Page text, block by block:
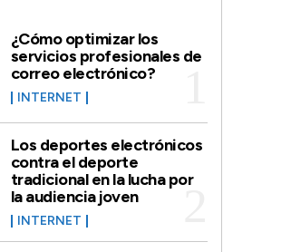
¿Cómo optimizar los
servicios profesionales de
correo electrónico?
INTERNET
Los deportes electrónicos
contra el deporte
tradicional en la lucha por
la audiencia joven
INTERNET